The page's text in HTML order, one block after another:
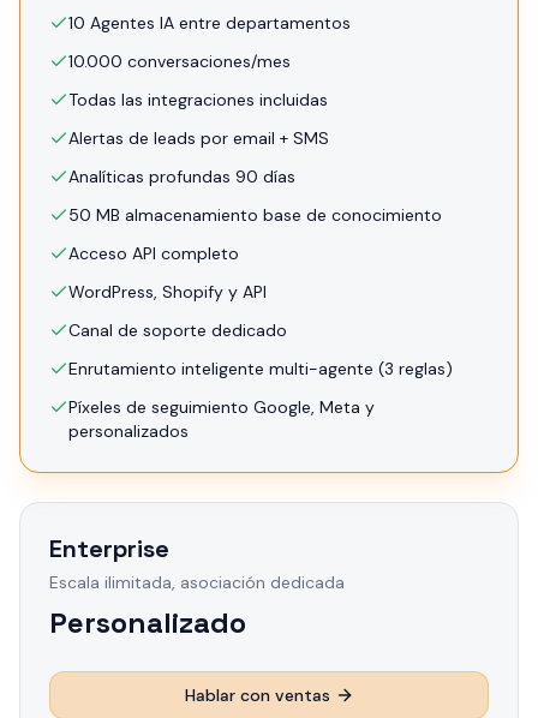
10 Agentes IA entre departamentos
10.000 conversaciones/mes
Todas las integraciones incluidas
Alertas de leads por email + SMS
Analíticas profundas 90 días
50 MB almacenamiento base de conocimiento
Acceso API completo
WordPress, Shopify y API
Canal de soporte dedicado
Enrutamiento inteligente multi-agente (3 reglas)
Píxeles de seguimiento Google, Meta y
personalizados
Enterprise
Escala ilimitada, asociación dedicada
Personalizado
Hablar con ventas